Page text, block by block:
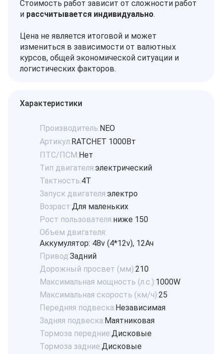
Стоимость работ зависит от сложности работ
и рассчитывается индивидуально.
Цена не является итоговой и может
измениться в зависимости от валютных
курсов, общей экономической ситуации и
логистических факторов.
Характеристики
Производитель:NEO
Артикул:RATCHET 1000Вт
ПТС/ПСМ:Нет
Тип двигателя:электрический
Тактность:4Т
Запуск двигателя:электро
Возраст:Для маленьких
Рост пользователя:ниже 150
Объем двигателя:
Аккумулятор: 48v (4*12v), 12Ач
Привод:Задний
Дорожный просвет (мм):210
Максимальная мощность (л.с.):1000W
Максимальная скорость (км/ч):25
Передняя подвеска:Независимая
Задняя подвеска:Маятниковая
Тормоза передние:Дисковые
Тормоза задние:Дисковые